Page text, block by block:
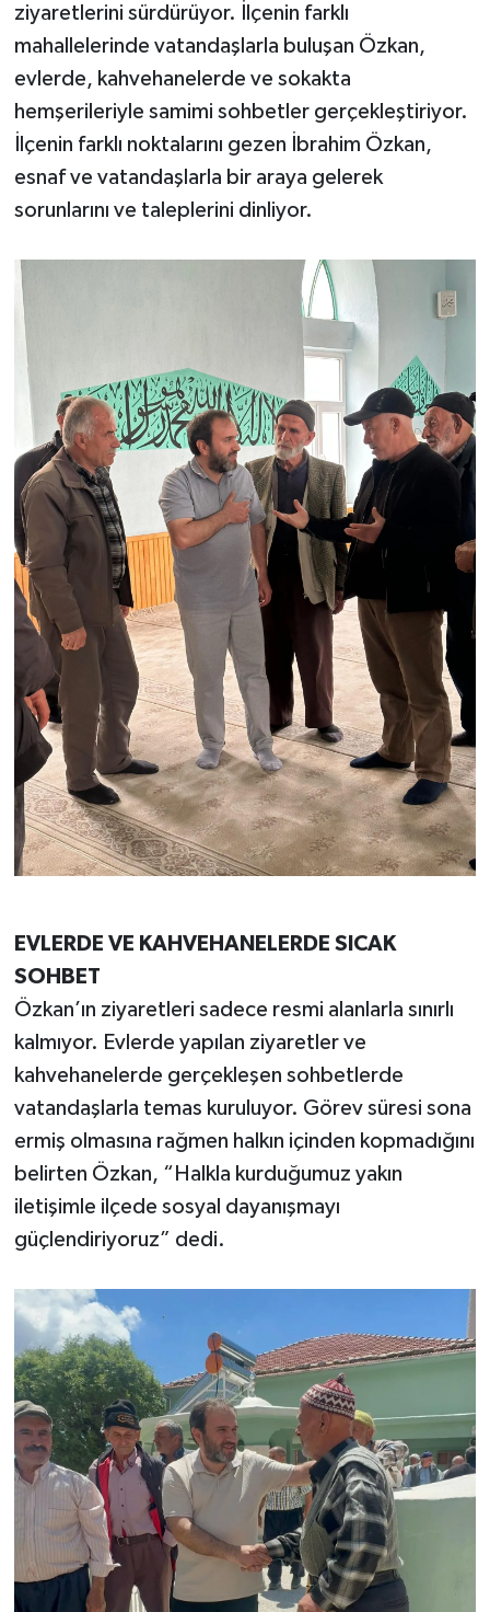
ziyaretlerini sürdürüyor. İlçenin farklı
mahallelerinde vatandaşlarla buluşan Özkan,
evlerde, kahvehanelerde ve sokakta
hemşerileriyle samimi sohbetler gerçekleştiriyor.
İlçenin farklı noktalarını gezen İbrahim Özkan,
esnaf ve vatandaşlarla bir araya gelerek
sorunlarını ve taleplerini dinliyor.
EVLERDE VE KAHVEHANELERDE SICAK
SOHBET
Özkan’ın ziyaretleri sadece resmi alanlarla sınırlı
kalmıyor. Evlerde yapılan ziyaretler ve
kahvehanelerde gerçekleşen sohbetlerde
vatandaşlarla temas kuruluyor. Görev süresi sona
ermiş olmasına rağmen halkın içinden kopmadığını
belirten Özkan, “Halkla kurduğumuz yakın
iletişimle ilçede sosyal dayanışmayı
güçlendiriyoruz” dedi.
RESMİ İLAN
MAGAZİN